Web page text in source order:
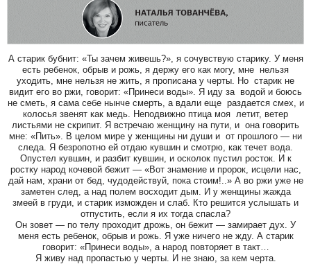
А старик бубнит: «Ты зачем живешь?», я сочувствую старику. У меня
есть ребенок, обрыв и рожь, я держу его как могу, мне нельзя
уходить, мне нельзя не жить, я прописана у черты. Но старик не
видит его во ржи, говорит: «Принеси воды». Я иду за водой и боюсь
не сметь, я сама себе нынче смерть, а вдали еще раздается смех, и
колосья звенят как медь. Неподвижно птица моя летит, ветер
листьями не скрипит. Я встречаю женщину на пути, и она говорить
мне: «Пить». В целом мире у женщины ни души и от прошлого — ни
следа. Я безропотно ей отдаю кувшин и смотрю, как течет вода.
Опустел кувшин, и разбит кувшин, и осколок пустил росток. И к
ростку народ кочевой бежит — «Вот знамение и пророк, исцели нас,
дай нам, храни от бед, чудодействуй, пока стоим!..» А во ржи уже не
заметен след, а над полем восходит дым. И у женщины жажда
змеей в груди, и старик изможден и слаб. Кто решится услышать и
отпустить, если я их тогда спасла?
Он зовет — по телу проходит дрожь, он бежит — замирает дух. У
меня есть ребенок, обрыв и рожь. Я уже ничего не жду. А старик
говорит: «Принеси воды», а народ повторяет в такт…
Я живу над пропастью у черты. И не знаю, за кем черта.